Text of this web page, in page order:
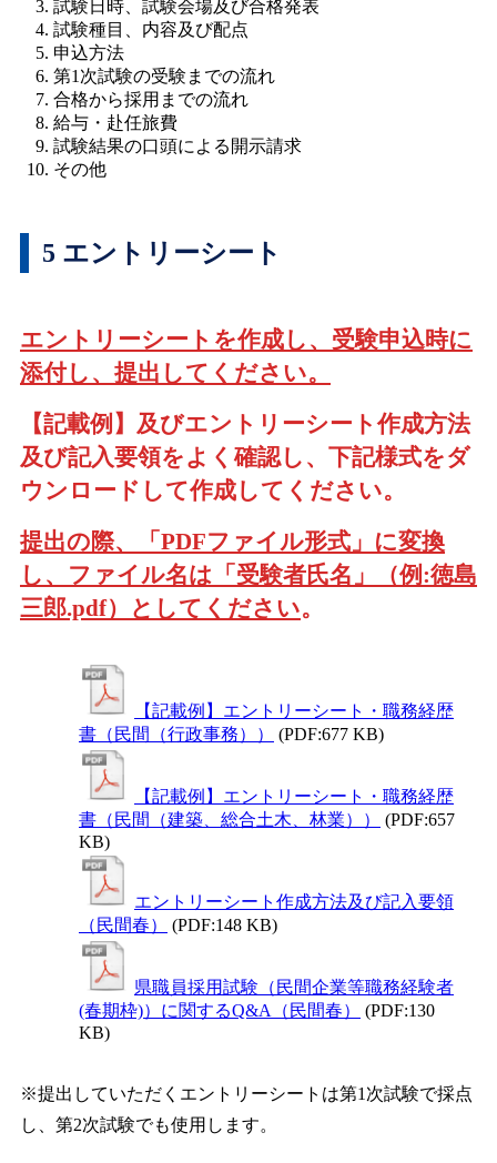
試験日時、試験会場及び合格発表
試験種目、内容及び配点
申込方法
第1次試験の受験までの流れ
合格から採用までの流れ
給与・赴任旅費
試験結果の口頭による開示請求
その他
5 エントリーシート
エントリーシートを作成し、受験申込時に
添付し、提出してください。
【記載例】及びエントリーシート作成方法
及び記入要領をよく確認し、下記様式をダ
ウンロードして作成してください。
提出の際、「PDFファイル形式」に変換
し、ファイル名は「受験者氏名」（例:徳島
三郎.pdf）としてください。
【記載例】エントリーシート・職務経歴
書（民間（行政事務））
(PDF:677 KB)
【記載例】エントリーシート・職務経歴
書（民間（建築、総合土木、林業））
(PDF:657
KB)
エントリーシート作成方法及び記入要領
（民間春）
(PDF:148 KB)
県職員採用試験（民間企業等職務経験者
(春期枠)）に関するQ&A（民間春）
(PDF:130
KB)
※提出していただくエントリーシートは第1次試験で採点
し、第2次試験でも使用します。